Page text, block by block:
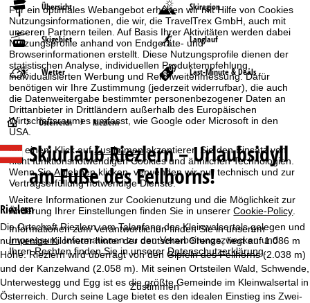
Für ein optimales Webangebot erheben wir mit Hilfe von Cookies
Nutzungsinformationen, die wir, die TravelTrex GmbH, auch mit
unseren Partnern teilen. Auf Basis Ihrer Aktivitäten werden dabei
Nutzungsprofile anhand von Endgeräte- und
Browserinformationen erstellt. Diese Nutzungsprofile dienen der
statistischen Analyse, individuellen Produktempfehlung,
individualisierten Werbung und Reichweitenmessung. Dafür
benötigen wir Ihre Zustimmung (jederzeit widerrufbar), die auch
die Datenweitergabe bestimmter personenbezogener Daten an
Drittanbieter in Drittländern außerhalb des Europäischen
Wirtschaftsraumes umfasst, wie Google oder Microsoft in den
USA.
Mit einem Klick aufZustimmen akzeptieren Sie den Einsatz von
nicht funktionsnotwendigen Cookies und ähnlichen Technologien.
Wenn SieAblehnenklicken, verwenden wir nur technisch und zur
Vertragserfüllung notwendige Dienste.
Weitere Informationen zur Cookienutzung und die Möglichkeit zur
Änderung Ihrer Einstellungen finden Sie in unsererCookie-Policy
Informationen zum Verantwortlichen finden Sie in unserem
Impressum. Informationen zu den Verarbeitungszwecken und
Ihren Rechten finden Sie in unsererDatenschutzerklärung.
Zustimmen
Übersicht Skiregion
Skigebiet Langlauf
Wetter Last-Minute & Deals
S
t
a
r
t
s
Österreich Riezlern
SkiurlaubRiezlern – Urlaubsidyll
am Fuße des Fellhorns!
Riezlern
Die Ortschaft Riezlern, am Talanfang des Kleinwalsertals gelegen und
nur wenige Kilometer hinter der deutschen Grenze, liegt auf 1.086 m
Höhe. Riezlern wird überragt von den Gipfeln des Fellhorns (2.038 m)
und der Kanzelwand (2.058 m). Mit seinen Ortsteilen Wald, Schwende,
Unterwestegg und Egg ist es die größte Gemeinde im Kleinwalsertal in
Österreich. Durch seine Lage bietet es den idealen Einstieg ins Zwei-